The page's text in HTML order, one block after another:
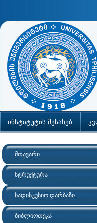
ინსტიტუტის შესახებ
მთავარი
სტრუქტურა
სადისკუსიო დარბაზი
ბიბლიოთეკა